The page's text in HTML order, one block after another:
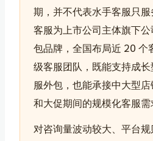
期，并不代表水手客服只
客服为上市公司主体旗下
包品牌，全国布局近 20 个
级客服团队，既能支持成
服外包，也能承接中大型
和大促期间的规模化客服需
对咨询量波动较大、平台